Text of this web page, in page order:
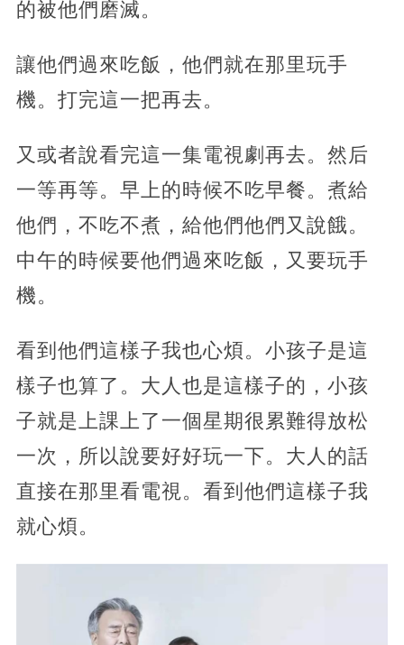
的被他們磨滅。
讓他們過來吃飯，他們就在那里玩手
機。打完這一把再去。
又或者說看完這一集電視劇再去。然后
一等再等。早上的時候不吃早餐。煮給
他們，不吃不煮，給他們他們又說餓。
中午的時候要他們過來吃飯，又要玩手
機。
看到他們這樣子我也心煩。小孩子是這
樣子也算了。大人也是這樣子的，小孩
子就是上課上了一個星期很累難得放松
一次，所以說要好好玩一下。大人的話
直接在那里看電視。看到他們這樣子我
就心煩。